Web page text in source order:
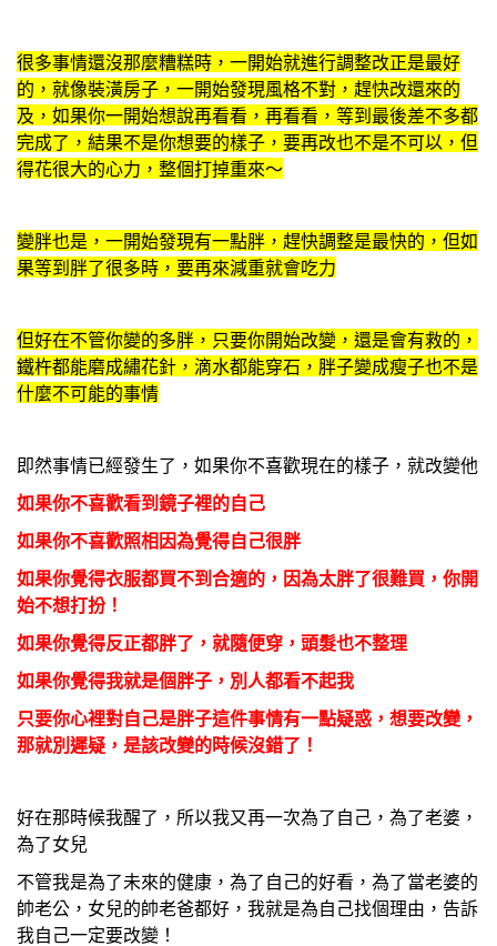
很多事情還沒那麼糟糕時，一開始就進行調整改正是最好
的，就像裝潢房子，一開始發現風格不對，趕快改還來的
及，如果你一開始想說再看看，再看看，等到最後差不多都
完成了，結果不是你想要的樣子，要再改也不是不可以，但
得花很大的心力，整個打掉重來～
變胖也是，一開始發現有一點胖，趕快調整是最快的，但如
果等到胖了很多時，要再來減重就會吃力
但好在不管你變的多胖，只要你開始改變，還是會有救的，
鐵杵都能磨成繡花針，滴水都能穿石，胖子變成瘦子也不是
什麼不可能的事情
即然事情已經發生了，如果你不喜歡現在的樣子，就改變他
如果你不喜歡看到鏡子裡的自己
如果你不喜歡照相因為覺得自己很胖
如果你覺得衣服都買不到合適的，因為太胖了很難買，你開
始不想打扮！
如果你覺得反正都胖了，就隨便穿，頭髮也不整理
如果你覺得我就是個胖子，別人都看不起我
只要你心裡對自己是胖子這件事情有一點疑惑，想要改變，
那就別遲疑，是該改變的時候沒錯了！
好在那時候我醒了，所以我又再一次為了自己，為了老婆，
為了女兒
不管我是為了未來的健康，為了自己的好看，為了當老婆的
帥老公，女兒的帥老爸都好，我就是為自己找個理由，告訴
我自己一定要改變！